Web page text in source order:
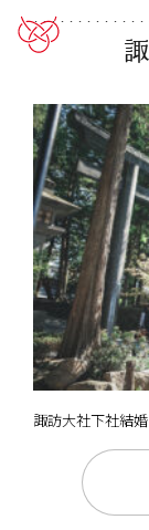
諏訪大社下社結